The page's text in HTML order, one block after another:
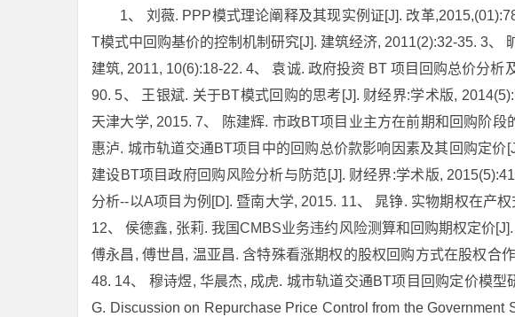
1、 刘薇. PPP模式理论阐释及其现实例证[J]. 改革
T模式中回购基价的控制机制研究[J]. 建筑经济, 2011(2):32-35. 3、
建筑, 2011, 10(6):18-22. 4、 袁诚. 政府投资 BT 项目回购总价分析
90. 5、 王银斌. 关于BT模式回购的思考[J]. 财经界:学术版,
天津大学, 2015. 7、 陈建辉. 市政BT项目业主方在前期和回购阶
惠泸. 城市轨道交通BT项目中的回购总价款影响因素及其回购定价
建设BT项目政府回购风险分析与防范[J]. 财经界:学术版,
分析--以A项目为例[D]. 暨南大学, 2015. 11、 晁铮. 实物期权在产
12、 侯德鑫, 张莉. 我国CMBS业务违约风险测算和回购期权定价
傅永昌, 傅世昌, 温亚昌. 含特殊看涨期权的股权回购方式在股权合
48. 14、 穆诗煜, 华晨杰, 成虎. 城市轨道交通BT项目回购定价模
G. Discussion on Repurchase Price Control from the Government